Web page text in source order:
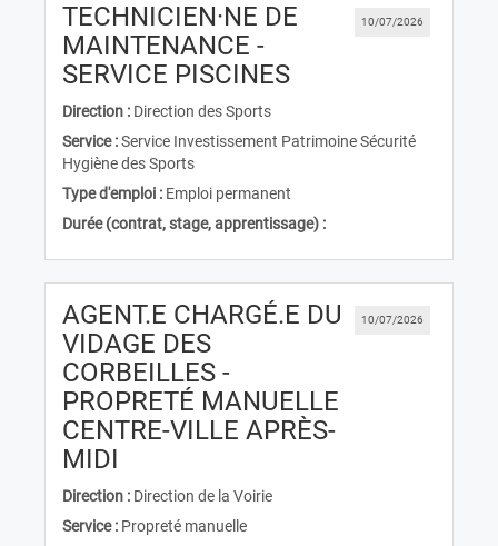
10/07/2026
TECHNICIEN·NE DE
MAINTENANCE -
SERVICE PISCINES(Nouvelle
Direction : Direction des Sports
Service :Service Investissement Patrimoine Sécurité
Hygiène des Sports
Type d'emploi : Emploi permanent
Durée (contrat, stage, apprentissage) :
10/07/2026
AGENT.E CHARGÉ.E DU
VIDAGE DES
CORBEILLES -
PROPRETÉ MANUELLE
CENTRE-VILLE APRÈS-
MIDI
Direction : Direction de la Voirie
Service : Propreté manuelle